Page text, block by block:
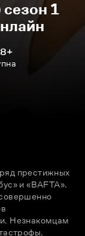
1
престижных
и «BAFTA».
Незнакомцам